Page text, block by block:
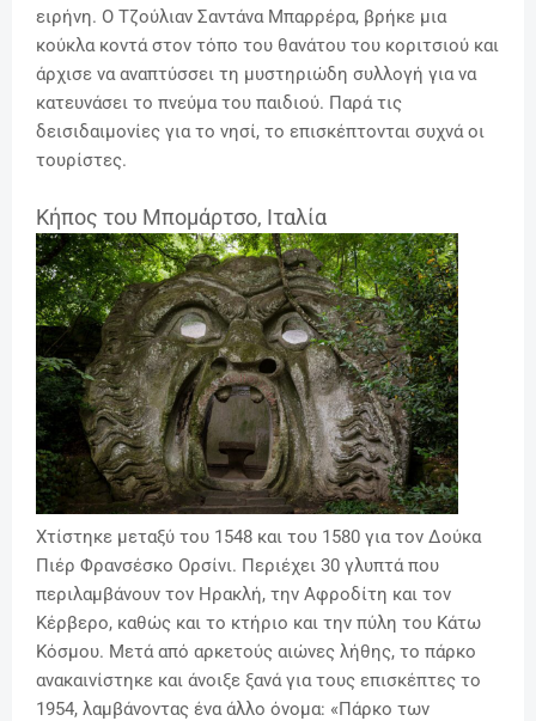
ειρήνη. Ο Τζούλιαν Σαντάνα Μπαρρέρα, βρήκε μια
κούκλα κοντά στον τόπο του θανάτου του κοριτσιού και
άρχισε να αναπτύσσει τη μυστηριώδη συλλογή για να
κατευνάσει το πνεύμα του παιδιού. Παρά τις
δεισιδαιμονίες για το νησί, το επισκέπτονται συχνά οι
τουρίστες.
Κήπος του Μπομάρτσο, Ιταλία
Χτίστηκε μεταξύ του 1548 και του 1580 για τον Δούκα
Πιέρ Φρανσέσκο Ορσίνι. Περιέχει 30 γλυπτά που
περιλαμβάνουν τον Ηρακλή, την Αφροδίτη και τον
Κέρβερο, καθώς και το κτήριο και την πύλη του Κάτω
Κόσμου. Μετά από αρκετούς αιώνες λήθης, το πάρκο
ανακαινίστηκε και άνοιξε ξανά για τους επισκέπτες το
1954, λαμβάνοντας ένα άλλο όνομα: «Πάρκο των